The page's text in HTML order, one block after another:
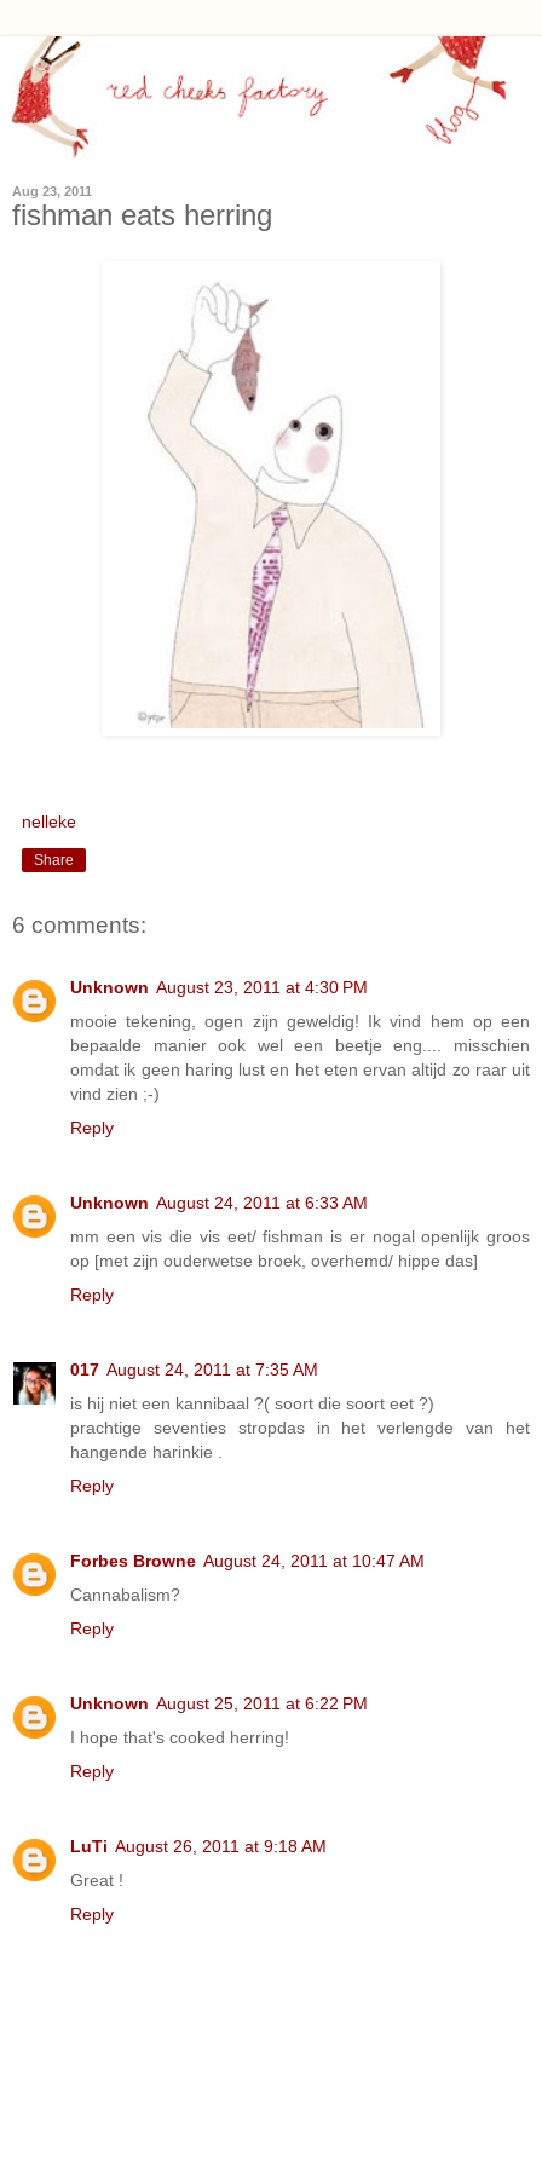
Aug 23, 2011
fishman eats herring
nelleke
Share
6 comments:
Unknown August 23, 2011 at 4:30 PM
mooie tekening, ogen zijn geweldig! Ik vind hem op een
bepaalde manier ook wel een beetje eng.... misschien
omdat ik geen haring lust en het eten ervan altijd zo raar uit
vind zien ;-)
Reply
Unknown August 24, 2011 at 6:33 AM
mm een vis die vis eet/ fishman is er nogal openlijk groos
op [met zijn ouderwetse broek, overhemd/ hippe das]
Reply
017 August 24, 2011 at 7:35 AM
is hij niet een kannibaal ?( soort die soort eet ?)
prachtige seventies stropdas in het verlengde van het
hangende harinkie .
Reply
Forbes Browne August 24, 2011 at 10:47 AM
Cannabalism?
Reply
Unknown August 25, 2011 at 6:22 PM
I hope that's cooked herring!
Reply
LuTi August 26, 2011 at 9:18 AM
Great !
Reply